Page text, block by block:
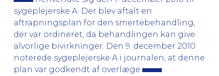
sygeplejerske A. Der blev aftalt en
aftrapningsplan for den smertebehandling,
der var ordineret, da behandlingen kan give
alvorlige bivirkninger. Den 9. december 2010
noterede sygeplejerske A i journalen, at denne
plan var godkendt af overlæge